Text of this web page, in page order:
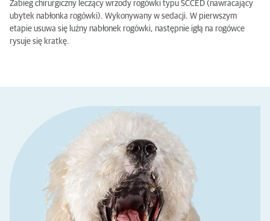
Zabieg chirurgiczny leczący wrzody rogówki typu SCCED (nawracający
ubytek nabłonka rogówki). Wykonywany w sedacji. W pierwszym
etapie usuwa się lużny nabłonek rogówki, następnie igłą na rogówce
rysuje się kratkę.